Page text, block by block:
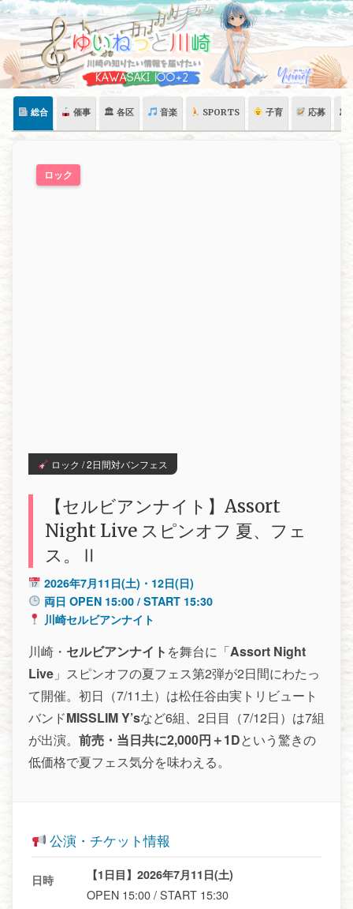
Skip
content
総合 催事 🏛 各区 音楽 SPORTS 子育 応募 🏛
ロック
ロック / 2日間対バンフェス
【セルビアンナイト】Assort
Night Live スピンオフ 夏、フェ
ス。Ⅱ
2026年7月11日(土)・12日(日)
両日 OPEN 15:00 / START 15:30
川崎セルビアンナイト
川崎・ セルビアンナイト を舞台に「Assort Night
Live 」スピンオフの夏フェス第2弾が2日間にわたっ
て開催。初日（7/11土）は松任谷由実トリビュート
バンドMISSLIM Y’sなど6組、2日目（7/12日）は7組
が出演。 前売・当日共に2,000円＋1Dという驚きの
低価格で夏フェス気分を味わえる。
公演・チケット情報
日時 【1日目】2026年7月11日(土)
OPEN 15:00 / START 15:30